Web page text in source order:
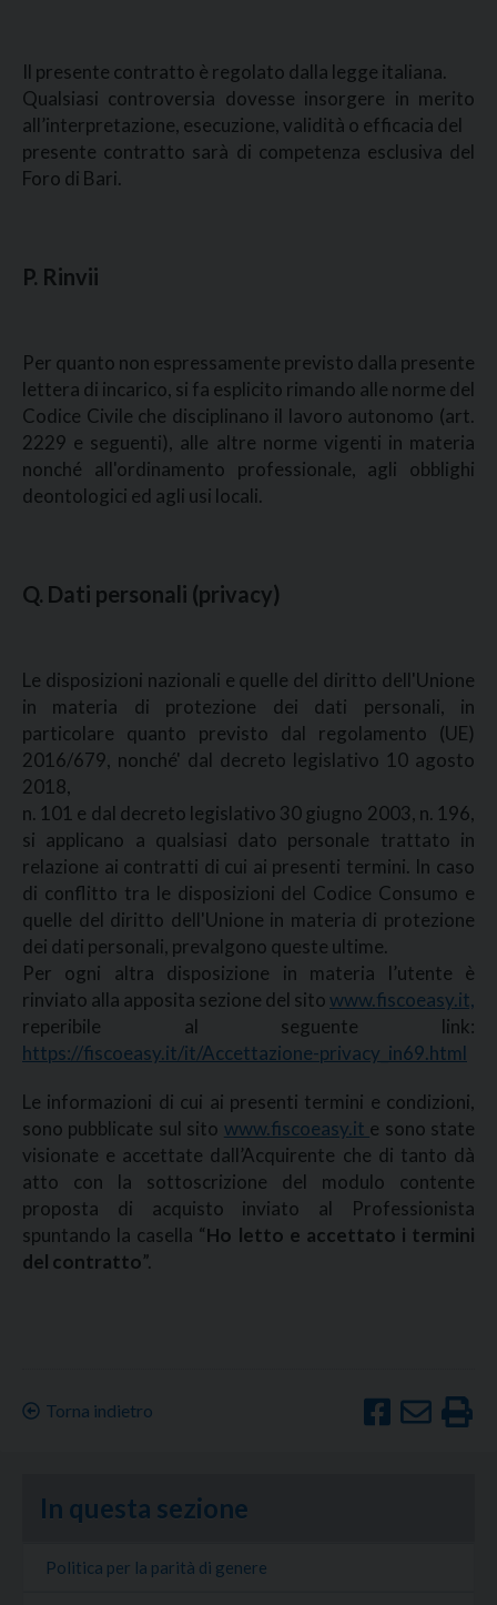
Il presente contratto è regolato dalla legge italiana.
Qualsiasi controversia dovesse insorgere in merito
all’interpretazione, esecuzione, validità o efficacia del
presente contratto sarà di competenza esclusiva del
Foro di Bari.
P. Rinvii
Per quanto non espressamente previsto dalla presente
lettera di incarico, si fa esplicito rimando alle norme del
Codice Civile che disciplinano il lavoro autonomo (art.
2229 e seguenti), alle altre norme vigenti in materia
nonché all'ordinamento professionale, agli obblighi
deontologici ed agli usi locali.
Q. Dati personali (privacy)
Le disposizioni nazionali e quelle del diritto dell'Unione
in materia di protezione dei dati personali, in
particolare quanto previsto dal regolamento (UE)
2016/679, nonché' dal decreto legislativo 10 agosto
2018,
n. 101 e dal decreto legislativo 30 giugno 2003, n. 196,
si applicano a qualsiasi dato personale trattato in
relazione ai contratti di cui ai presenti termini. In caso
di conflitto tra le disposizioni del Codice Consumo e
quelle del diritto dell'Unione in materia di protezione
dei dati personali, prevalgono queste ultime.
Per ogni altra disposizione in materia l’utente è
rinviato alla apposita sezione del sitowww.fiscoeasy.it,
reperibile al seguente link:
https://fiscoeasy.it/it/Accettazione-privacy_in69.html
Le informazioni di cui ai presenti termini e condizioni,
sono pubblicate sul sito www.fiscoeasy.it e sono state
visionate e accettate dall’Acquirente che di tanto dà
atto con la sottoscrizione del modulo contente
proposta di acquisto inviato al Professionista
spuntando la casella “Ho letto e accettato i termini
del contratto”.
Torna indietro
In questa sezione
Politica per la parità di genere